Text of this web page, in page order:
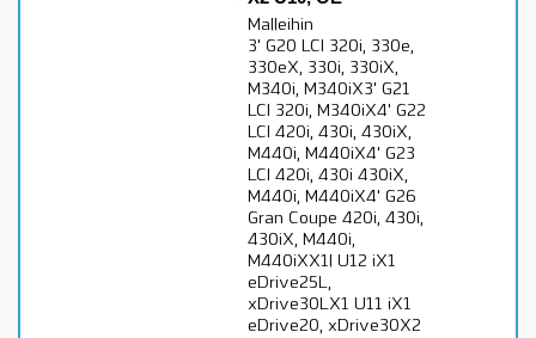
Malleihin
3' G20 LCI 320i, 330e,
330eX, 330i, 330iX,
M340i, M340iX3' G21
LCI 320i, M340iX4' G22
LCI 420i, 430i, 430iX,
M440i, M440iX4' G23
LCI 420i, 430i 430iX,
M440i, M440iX4' G26
Gran Coupe 420i, 430i,
430iX, M440i,
M440iXX1l U12 iX1
eDrive25L,
xDrive30LX1 U11 iX1
eDrive20, xDrive30X2